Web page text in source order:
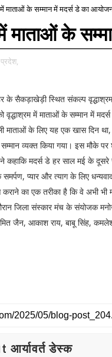
में माताओं के सम्मान में मदर्स डे का
में माताओं के
के सैकड़ाखेड़ी स्थित संकल्प वृद्धाश्रम
वृद्धाश्रम में माताओं के सम्मान में
माताओं के लिए यह एक खास दिन
व्यक्त किया गया। इस मौके पर
कहाकि मदर्स डे हर साल मई के दूसरे
प्यार और त्याग के लिए
का एक तरीका है कि वे अभी भी
जिला संस्कार मंच के संयोजक
जैन, आकाश राय, बाबू सिंह,
आर्यावर्त डेस्क